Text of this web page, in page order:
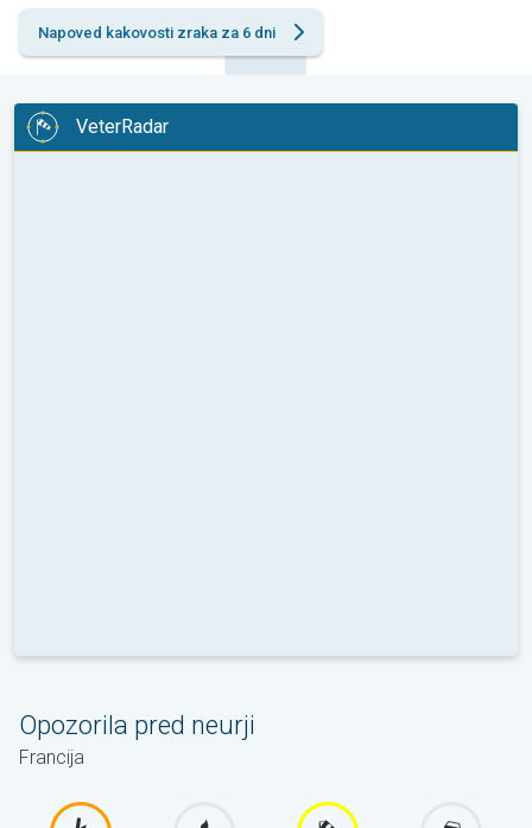
Napoved kakovosti zraka za 6 dni
VeterRadar
Opozorila pred neurji
Francija